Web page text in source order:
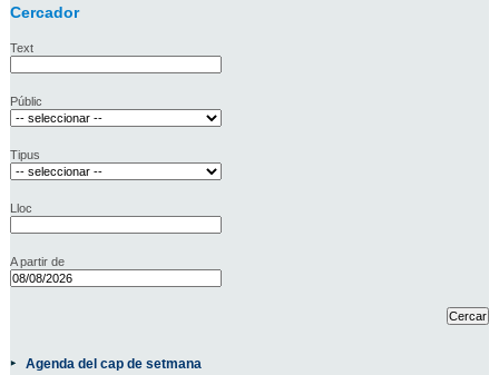
Cercador
Text
Públic
Tipus
Lloc
A partir de
Agenda del cap de setmana